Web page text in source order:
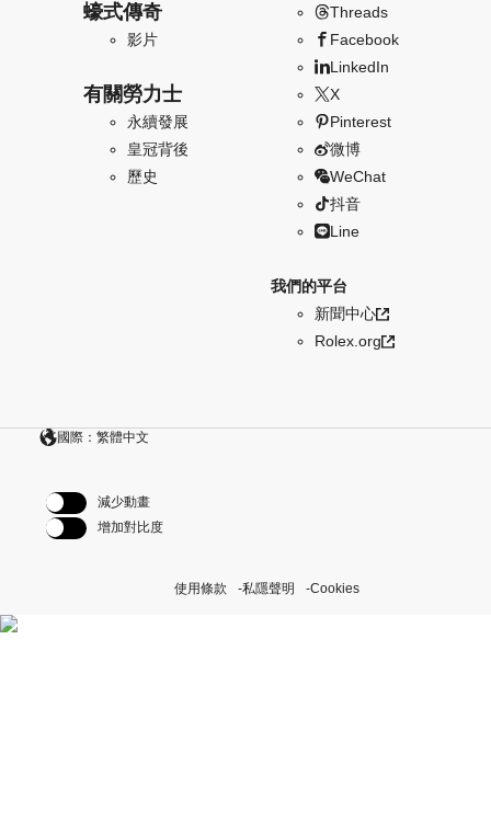
蠔式傳奇
影片
有關勞力士
永續發展
皇冠背後
歷史
Threads
Facebook
LinkedIn
X
Pinterest
微博
WeChat
抖音
Line
我們的平台
新聞中心
Rolex.org
國際：繁體中文
減少動畫
增加對比度
使用條款 私隱聲明 Cookies